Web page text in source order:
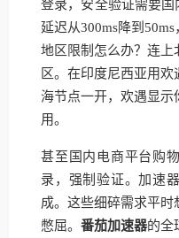
登录，安全验证需要国
延迟从300ms降到
地区限制怎么办？连上
区。在印度尼西亚用
海节点一开，欢遇显
用。
甚至国内电商平台购
录，强制验证。加速
成。这些细碎需求平
憋屈。番茄加速器的全